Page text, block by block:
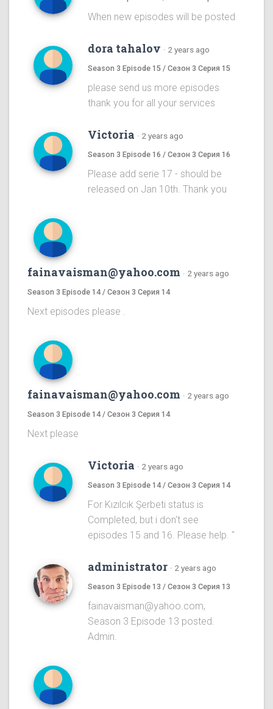
When new episodes will be posted
dora tahalov · 2 years ago
Season 3 Episode 15 / Сезон 3 Серия 15
please send us more episodes
thank you for all your services
Victoria · 2 years ago
Season 3 Episode 16 / Сезон 3 Серия 16
Please add serie 17 - should be
released on Jan 10th. Thank you
fainavaisman@yahoo.com · 2 years ago
Season 3 Episode 14 / Сезон 3 Серия 14
Next episodes please .
fainavaisman@yahoo.com · 2 years ago
Season 3 Episode 14 / Сезон 3 Серия 14
Next please
Victoria · 2 years ago
Season 3 Episode 14 / Сезон 3 Серия 14
For Kızılcık Şerbeti status is
Completed, but i don't see
episodes 15 and 16. Please help. "
administrator · 2 years ago
Season 3 Episode 13 / Сезон 3 Серия 13
fainavaisman@yahoo.com,
Season 3 Episode 13 posted.
Admin.